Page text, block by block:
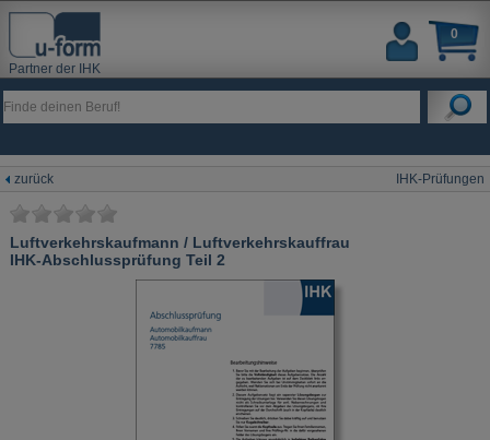
Partner der IHK
0
zurück IHK-Prüfungen
Luftverkehrskaufmann / Luftverkehrskauffrau
IHK-Abschlussprüfung Teil 2